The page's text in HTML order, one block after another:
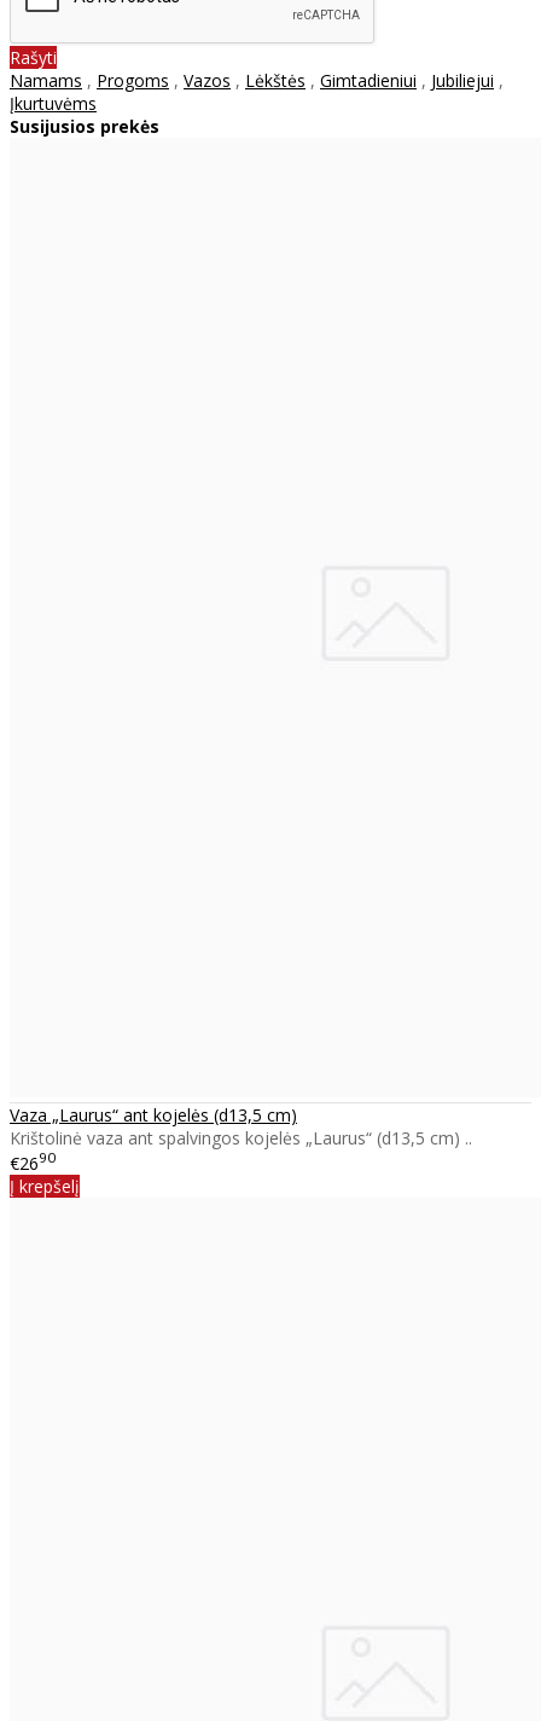
Rašyti
Namams , Progoms , Vazos , Lėkštės , Gimtadieniui , Jubiliejui ,
Įkurtuvėms
Susijusios prekės
Vaza „Laurus“ ant kojelės (d13,5 cm)
Krištolinė vaza ant spalvingos kojelės „Laurus“ (d13,5 cm) ..
€2690
Į krepšelį